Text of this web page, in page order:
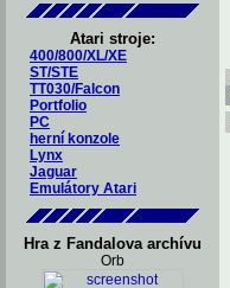
Atari stroje:
400/800/XL/XE
ST/STE
TT030/Falcon
Portfolio
PC
herní konzole
Lynx
Jaguar
Emulátory Atari
Hra z Fandalova archívu
Orb